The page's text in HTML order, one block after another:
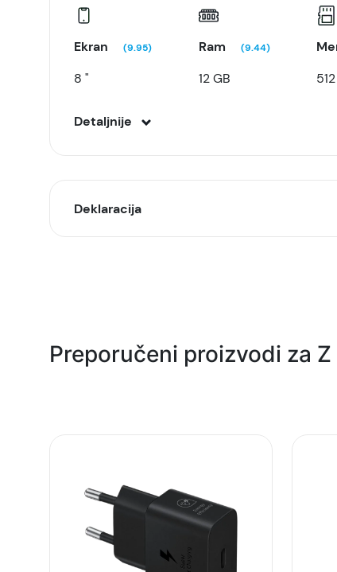
Ekran (9.95)
8 "
Ram (9.44)
12 GB
Detaljnije
Deklaracija
Napomena:
Preporučeni proizvodi za Z